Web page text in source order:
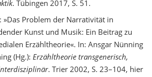
. Tübingen 2017, S. 51.
»Das Problem der Narrativität in
Kunst und Musik: Ein Beitrag zu
Erzähltheorie«. In: Ansgar Nünning
(Hg.): Erzähltheorie transgenerisch,
. Trier 2002, S. 23–104, hier